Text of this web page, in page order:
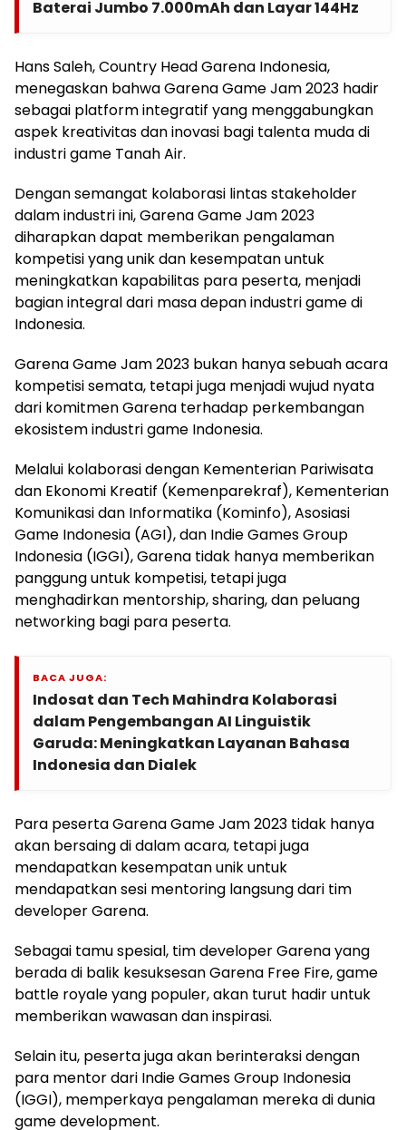
Baterai Jumbo 7.000mAh dan Layar 144Hz
Hans Saleh, Country Head Garena Indonesia,
menegaskan bahwa Garena Game Jam 2023 hadir
sebagai platform integratif yang menggabungkan
aspek kreativitas dan inovasi bagi talenta muda di
industri game Tanah Air.
Dengan semangat kolaborasi lintas stakeholder
dalam industri ini, Garena Game Jam 2023
diharapkan dapat memberikan pengalaman
kompetisi yang unik dan kesempatan untuk
meningkatkan kapabilitas para peserta, menjadi
bagian integral dari masa depan industri game di
Indonesia.
Garena Game Jam 2023 bukan hanya sebuah acara
kompetisi semata, tetapi juga menjadi wujud nyata
dari komitmen Garena terhadap perkembangan
ekosistem industri game Indonesia.
Melalui kolaborasi dengan Kementerian Pariwisata
dan Ekonomi Kreatif (Kemenparekraf), Kementerian
Komunikasi dan Informatika (Kominfo), Asosiasi
Game Indonesia (AGI), dan Indie Games Group
Indonesia (IGGI), Garena tidak hanya memberikan
panggung untuk kompetisi, tetapi juga
menghadirkan mentorship, sharing, dan peluang
networking bagi para peserta.
BACA JUGA:
Indosat dan Tech Mahindra Kolaborasi
dalam Pengembangan AI Linguistik
Garuda: Meningkatkan Layanan Bahasa
Indonesia dan Dialek
Para peserta Garena Game Jam 2023 tidak hanya
akan bersaing di dalam acara, tetapi juga
mendapatkan kesempatan unik untuk
mendapatkan sesi mentoring langsung dari tim
developer Garena.
Sebagai tamu spesial, tim developer Garena yang
berada di balik kesuksesan Garena Free Fire, game
battle royale yang populer, akan turut hadir untuk
memberikan wawasan dan inspirasi.
Selain itu, peserta juga akan berinteraksi dengan
para mentor dari Indie Games Group Indonesia
(IGGI), memperkaya pengalaman mereka di dunia
game development.